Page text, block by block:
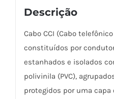
Descrição
Cabo CCI (Cabo
constituídos por
estanhados e isolados
polivinila (PVC),
protegidos por uma